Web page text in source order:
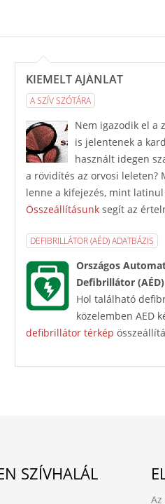
KIEMELT AJÁNLAT
A SZÍV SZÓTÁRA
Nem igazodik el a
is jelentenek a
használt idegen
a rövidítés az orvosi leleten?
lenne a kifejezés, mint latinul
Összeállításunk segít az
DEFIBRILLÁTOR (AÉD) ADATBÁZIS
Országos
Defibrillátor
Hol található
közelemben AED
defibrillátor térkép
SZÍVHALÁL